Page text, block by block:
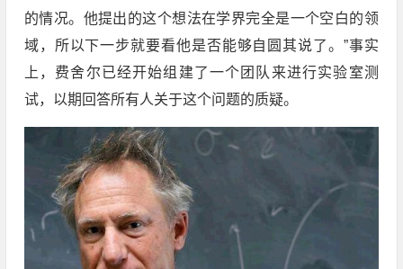
的情况。他提出的这个想法在学界完全是一个空白的领
域，所以下一步就要看他是否能够自圆其说了。”事实
上，费舍尔已经开始组建了一个团队来进行实验室测
试，以期回答所有人关于这个问题的质疑。